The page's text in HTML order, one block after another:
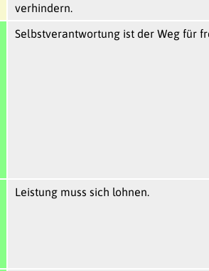
verhindern.
Selbstverantwortung ist der Weg für
Leistung muss sich lohnen.